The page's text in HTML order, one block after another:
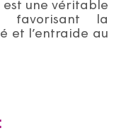
est une véritable
favorisant la
et l’entraide au